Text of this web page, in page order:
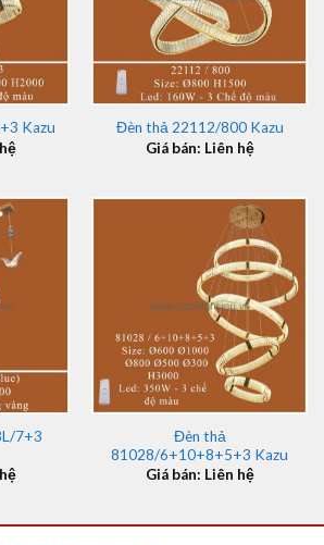
Kazu
Đèn thả 22112/800 Kazu
Giá bán: Liên hệ
7+3
Đèn thả
81028/6+10+8+5+3 Kazu
Giá bán: Liên hệ